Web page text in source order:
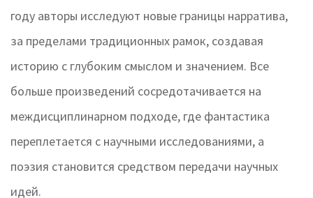
году авторы исследуют новые границы нарратива,
за пределами традиционных рамок, создавая
историю с глубоким смыслом и значением. Все
больше произведений сосредотачивается на
междисциплинарном подходе, где фантастика
переплетается с научными исследованиями, а
поэзия становится средством передачи научных
идей.